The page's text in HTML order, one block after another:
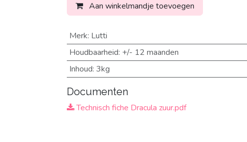
Aan winkelmandje toevoegen
Merk: Lutti
Houdbaarheid: +/- 12 maanden
Inhoud: 3kg
Documenten
Technisch fiche Dracula zuur.pdf